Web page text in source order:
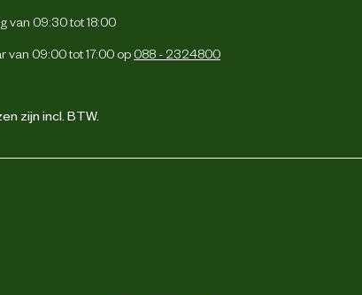
van 09:30 tot 18:00
van 09:00 tot 17:00 op 088 - 2324800
zijn incl. BTW.